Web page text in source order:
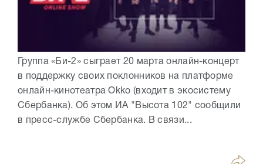
Группа «Би-2» сыграет 20 марта онлайн-концерт
в поддержку своих поклонников на платформе
онлайн-кинотеатра Okko (входит в экосистему
Сбербанка). Об этом ИА "Высота 102" сообщили
в пресс-службе Сбербанка. В связи...